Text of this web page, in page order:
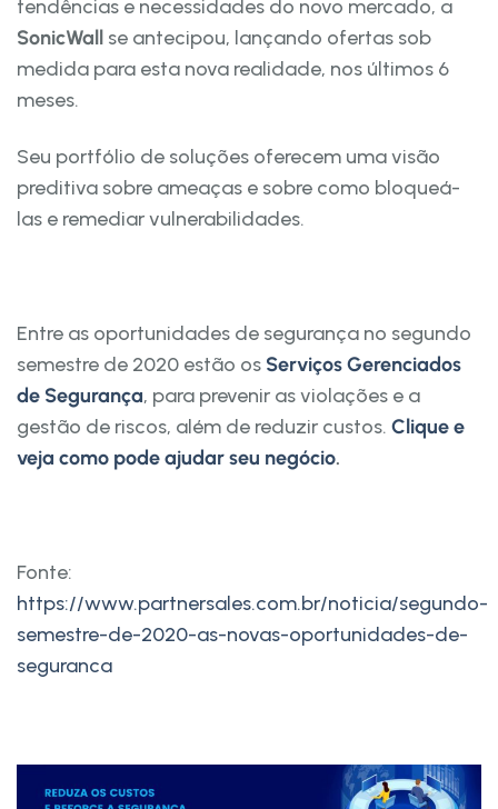
tendências e necessidades do novo mercado, a
SonicWall se antecipou, lançando ofertas sob
medida para esta nova realidade, nos últimos 6
meses.
Seu portfólio de soluções oferecem uma visão
preditiva sobre ameaças e sobre como bloqueá-
las e remediar vulnerabilidades.
Entre as oportunidades de segurança no segundo
semestre de 2020 estão os Serviços Gerenciados
de Segurança, para prevenir as violações e a
gestão de riscos, além de reduzir custos. Clique e
veja como pode ajudar seu negócio.
Fonte:
https://www.partnersales.com.br/noticia/segundo-
semestre-de-2020-as-novas-oportunidades-de-
seguranca